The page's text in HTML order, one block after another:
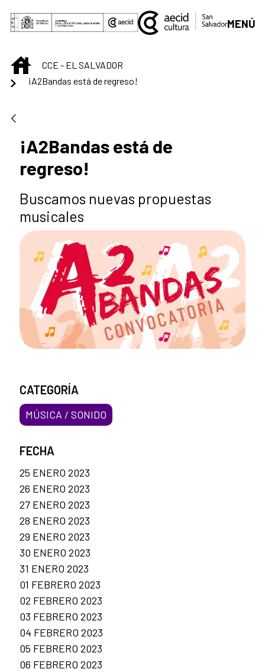
Saltar al contenido principal
MENÚ
INICIOCCE - EL SALVADOR
¡A2Bandas está de regreso!
¡A2Bandas está de
regreso!
Buscamos nuevas propuestas
musicales
CATEGORÍA
MÚSICA / SONIDO
FECHA
25 ENERO 2023
26 ENERO 2023
27 ENERO 2023
28 ENERO 2023
29 ENERO 2023
30 ENERO 2023
31 ENERO 2023
01 FEBRERO 2023
02 FEBRERO 2023
03 FEBRERO 2023
04 FEBRERO 2023
05 FEBRERO 2023
06 FEBRERO 2023